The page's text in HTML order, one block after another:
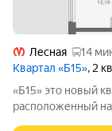
Лесная
14
Квартал «Б15», 2
«Б15» это новый квартал бизнес-класса от компании «КВС»,
расположенный